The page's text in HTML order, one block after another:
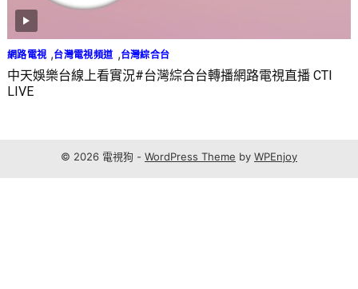
網路電視 ,台灣電視頻道 ,台灣綜合台
中天娛樂台線上看實況#台灣綜合台轉播網路電視直播 CTI
LIVE
© 2026 電視狗 - WordPress Theme by WPEnjoy